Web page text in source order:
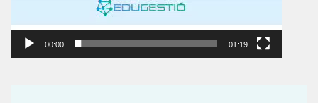
00:00 01:19